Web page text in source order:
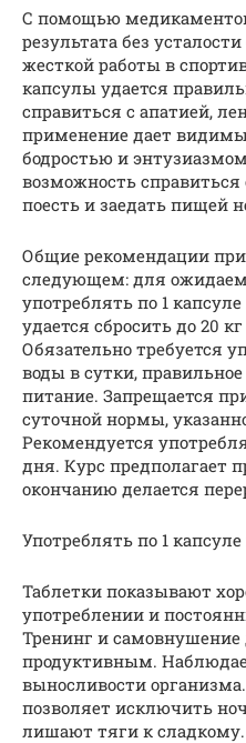
С помощью
результата без
жесткой работы в
капсулы удается
справиться с апатией,
применение дает
бодростью и
возможность
поесть и заедать пищей
Общие рекомендации
следующем: для
употреблять по 1
удается сбросить до 20
Обязательно требуется
воды в сутки,
питание. Запрещается
суточной нормы,
Рекомендуется
дня. Курс предполагает
окончанию делается
Употреблять по 1
Таблетки показывают
употреблении и
Тренинг и
продуктивным.
выносливости
позволяет исключить
лишают тяги к сладкому.